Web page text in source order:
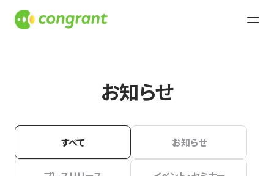
お知らせ
すべて お知らせ